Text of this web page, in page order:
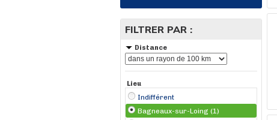
FILTRER PAR :
Distance
Lieu
Indifférent
Bagneaux-sur-Loing (1)